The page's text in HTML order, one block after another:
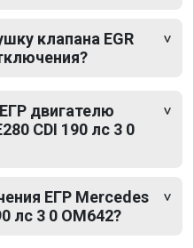
клапана EGR
двигателю
CDI 190 лс 3 0
ЕГР Mercedes
лс 3 0 OM642?